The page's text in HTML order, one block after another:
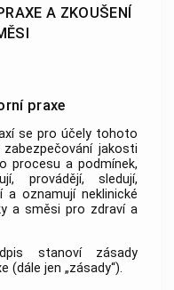
A ZKOUŠENÍ
praxe
se pro účely tohoto
jakosti
procesu a podmínek,
provádějí, sledují,
a oznamují neklinické
a směsi pro zdraví a
stanoví zásady
(dále jen „zásady“).